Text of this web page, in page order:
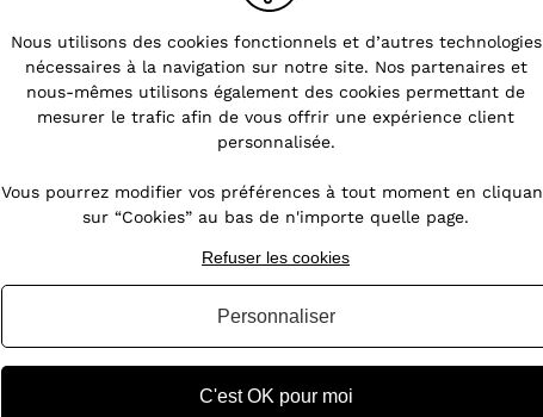
Nous utilisons des cookies fonctionnels et d’autres technologies
nécessaires à la navigation sur notre site. Nos partenaires et
nous-mêmes utilisons également des cookies permettant de
mesurer le trafic afin de vous offrir une expérience client
personnalisée.
Vous pourrez modifier vos préférences à tout moment en
sur “Cookies” au bas de n'importe quelle page.
C'est OK pour moi
Refuser les cookies
Personnaliser